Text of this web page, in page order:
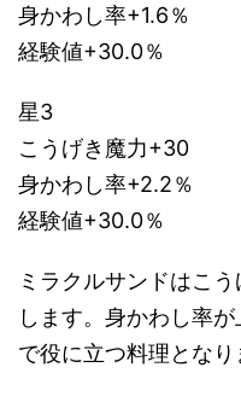
身かわし率+1.6％
経験値+30.0％
星3
こうげき魔力+30
身かわし率+2.2％
経験値+30.0％
ミラクルサンドはこ
します。身かわし率
で役に立つ料理となり